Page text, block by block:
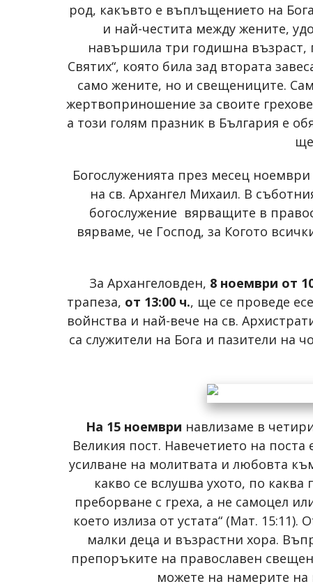
род, какъвто е въплъщението на
и най-честита между жените,
навършила три годишна възраст,
Святих“, която била зад втората
само жените, но и свещениците.
жертвоприношение за своите
а този голям празник в България е
Богослуженията през месец
на св. Архангел Михаил. В
богослужение вярващите в
вярваме, че Господ, за Когото
За Архангеловден, 8 ноември от
трапеза, от 13:00 ч., ще се проведе
войнства и най-вече на св.
са служители на Бога и пазители на
На 15 ноември навлизаме в
Великия пост. Навечетието на
усилване на молитвата и любовта
какво се вслушва ухото, по
преборване с греха, а не самоцел
което излиза от устата“ (Мат.
малки деца и възрастни хора.
препоръките на православен
можете на намерите на